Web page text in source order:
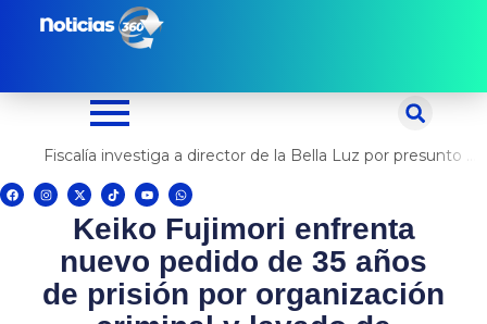
Fiscalía investiga a director de la Bella Luz por presunto abuso contra cantante Naldy Saldaña
F
a
c
I
n
s
m
X
-
t
w
i
t
e
T
i
k
t
Y
o
u
t
u
e
W
h
a
t
s
p
p
Keiko Fujimori enfrenta
nuevo pedido de 35 años
de prisión por organización